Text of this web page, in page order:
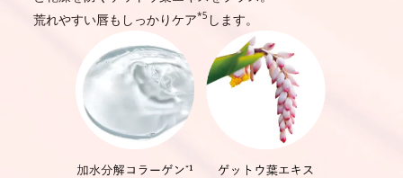
荒れやすい唇もしっかりケア*5 します。